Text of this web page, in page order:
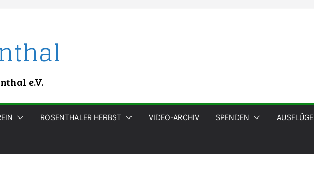
e.V.
ROSENTHALER HERBST VIDEO-ARCHIV SPENDEN AUSFLÜGE